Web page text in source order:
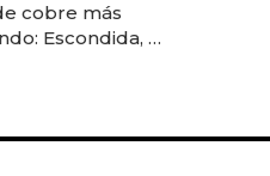
cobre más
Escondida, el